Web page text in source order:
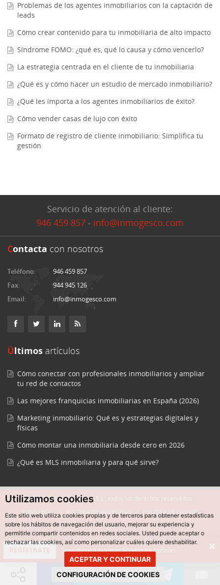
Utilizamos cookies
Este sitio web utiliza cookies propias y de terceros para obtener estadísticas
sobre los hábitos de navegación del usuario, mejorar su experiencia y
permitirle compartir contenidos en redes sociales. Usted puede aceptar o
rechazar las cookies, así como personalizar cuáles quiere deshabilitar.
ACEPTAR Y CONTINUAR
CONFIGURACIÓN DE COOKIES
Problemas de los agentes inmobiliarios con la captación de
leads
Cómo crear contenido para tu inmobiliaria de alto impacto
Síndrome FOMO: ¿qué es, qué lo causa y cómo vencerlo?
La estrategia centrada en el cliente de tu inmobiliaria
¿Qué es y cómo hacer un estudio de mercado inmobiliario?
¿Qué les importa a los agentes inmobiliarios de éxito?
Cómo vender casas de lujo con éxito
Formato de registro de cliente inmobiliario: Simplifica tu
gestión
Servicio de atención al cliente:
946 459 857 - info@inmogesco.com
Contacta con nosotros
Teléfono:
946 459 857
Fax:
944 945 126
Email:
info@inmogesco.com
Últimos artículos
Cómo conectar con profesionales inmobiliarios y ampliar
tu red de contactos
Las mejores franquicias inmobiliarias en España (2026)
Marketing inmobiliario: Qué es y estrategias digitales y
físicas
Cómo montar una inmobiliaria desde cero en 2026
¿Qué es MLS inmobiliaria y para qué sirve?
© 2015-2025 Easycreate S.L., todos los derechos reservados.
AVISO LEGAL POLÍTICA DE PRIVACIDAD POLÍTICA DE COOKIES
Suscríbete a nuestro boletín de noticias